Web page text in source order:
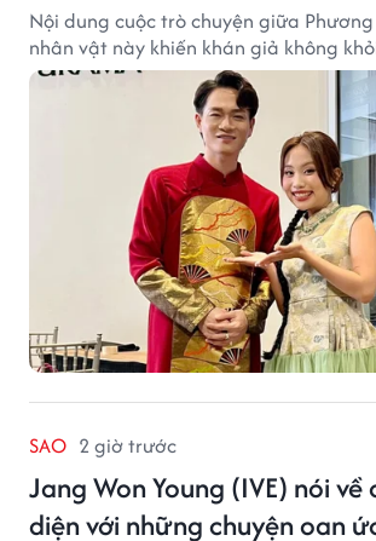
Nội dung cuộc trò chuyện giữa
nhân vật này khiến khán giả không
SAO 2 giờ trước
Jang Won Young (IVE) nói về
diện với những chuyện oan